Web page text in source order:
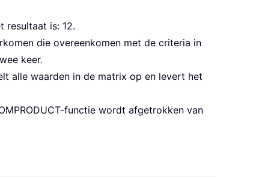
resultaat is: 12.
die overeenkomen met de criteria in
keer.
alle waarden in de matrix op en levert het
functie wordt afgetrokken van